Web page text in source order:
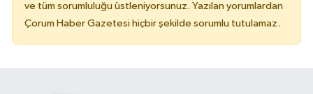
ve tüm sorumluluğu üstleniyorsunuz. Yazılan yorumlardan
Çorum Haber Gazetesi hiçbir şekilde sorumlu tutulamaz.